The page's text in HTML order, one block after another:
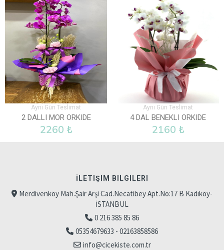
Aynı Gün Teslimat
2 DALLI MOR ORKIDE
2260 ₺
Aynı Gün Teslimat
4 DAL BENEKLI ORKIDE
2160 ₺
İLETIŞIM BILGILERI
Merdivenköy Mah.Şair Arşi Cad.Necatibey Apt.No:17 B Kadıköy-
İSTANBUL
0 216 385 85 86
05354679633 - 02163858586
info@cicekiste.com.tr